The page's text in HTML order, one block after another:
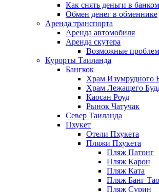
Как снять деньги в
Обмен денег в обменнике
Аренда транспорта
Аренда автомобиля
Аренда скутера
Возможные
Курорты Таиланда
Бангкок
Храм Изумрудного
Храм Лежащего
Каосан Роуд
Рынок Чатучак
Север Таиланда
Пхукет
Отели Пхукета
Пляжи Пхукета
Пляж Патонг
Пляж Карон
Пляж Ката
Пляж Банг Тао
Пляж Сурин